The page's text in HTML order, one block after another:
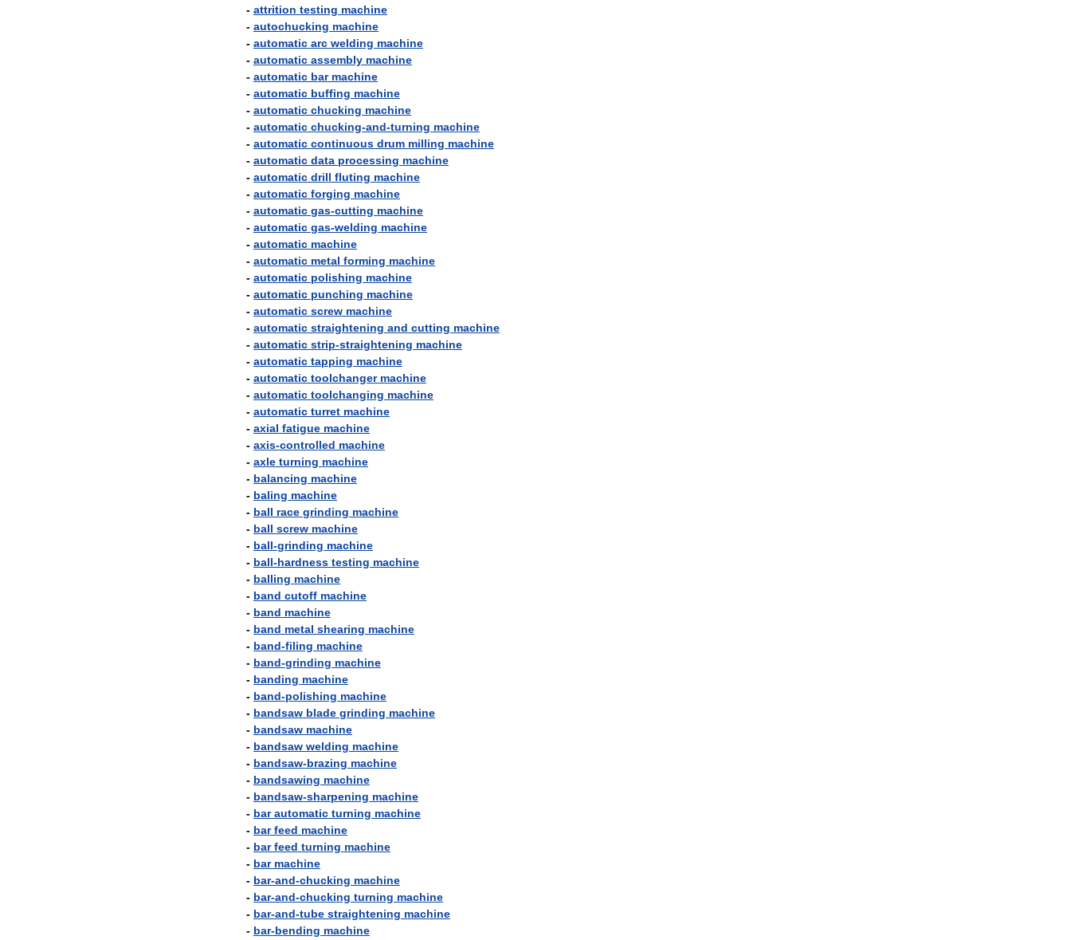
- attrition testing machine
- autochucking machine
- automatic arc welding machine
- automatic assembly machine
- automatic bar machine
- automatic buffing machine
- automatic chucking machine
- automatic chucking-and-turning machine
- automatic continuous drum milling machine
- automatic data processing machine
- automatic drill fluting machine
- automatic forging machine
- automatic gas-cutting machine
- automatic gas-welding machine
- automatic machine
- automatic metal forming machine
- automatic polishing machine
- automatic punching machine
- automatic screw machine
- automatic straightening and cutting machine
- automatic strip-straightening machine
- automatic tapping machine
- automatic toolchanger machine
- automatic toolchanging machine
- automatic turret machine
- axial fatigue machine
- axis-controlled machine
- axle turning machine
- balancing machine
- baling machine
- ball race grinding machine
- ball screw machine
- ball-grinding machine
- ball-hardness testing machine
- balling machine
- band cutoff machine
- band machine
- band metal shearing machine
- band-filing machine
- band-grinding machine
- banding machine
- band-polishing machine
- bandsaw blade grinding machine
- bandsaw machine
- bandsaw welding machine
- bandsaw-brazing machine
- bandsawing machine
- bandsaw-sharpening machine
- bar automatic turning machine
- bar feed machine
- bar feed turning machine
- bar machine
- bar-and-chucking machine
- bar-and-chucking turning machine
- bar-and-tube straightening machine
- bar-bending machine